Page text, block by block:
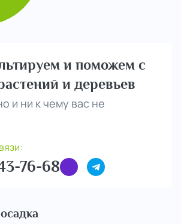
и поможем с
и деревьев
и ни к чему вас не
76-68